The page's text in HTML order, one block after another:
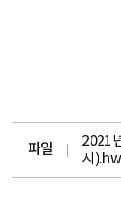
파일
2021
시